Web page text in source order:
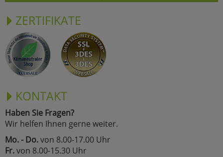
ZERTIFIKATE
KONTAKT
Haben Sie Fragen?
Wir helfen Ihnen gerne weiter.
Mo. - Do.von 8.00-17.00 Uhr
Fr.von 8.00-15.30 Uhr